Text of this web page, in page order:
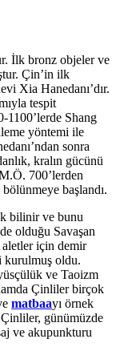
İlk bronz objeler ve
Çin’in ilk
Xia Hanedanı’dır.
tespit
1100’lerde Shang
yöntemi ile
sonra
kralın gücünü
700’lerden
başlandı.
bilinir ve bunu
olduğu Savaşan
için demir
kurulmuş oldu.
ve Taoizm
Çinliler birçok
matbaayı örnek
günümüzde
ve akupunkturu